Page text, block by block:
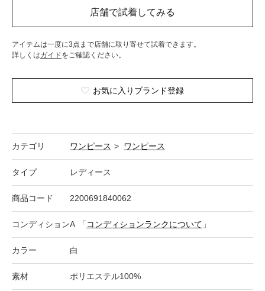
アイテムは一度に3点まで店舗に取り寄せて試着できます。
詳しくはガイドをご確認ください。
お気に入りブランド登録
カテゴリ ワンピース > ワンピース
タイプ レディース
商品コード 2200691840062
コンディションA 「 コンディションランクについて 」
カラー 白
素材 ポリエステル100%